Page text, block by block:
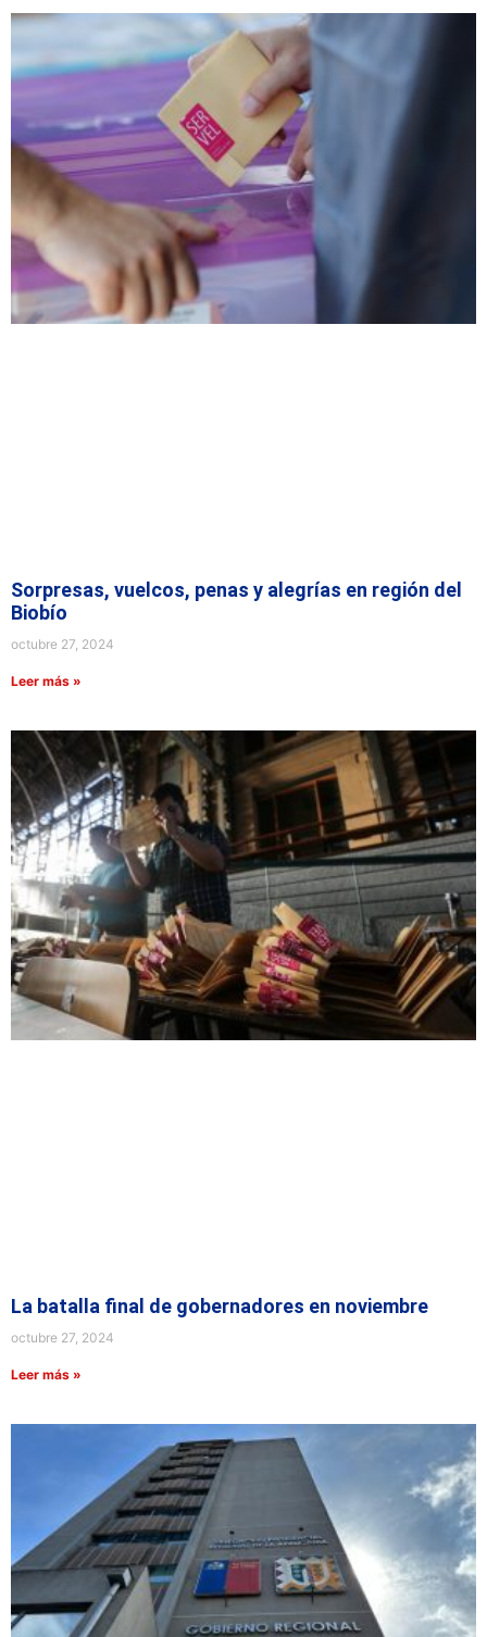
Sorpresas, vuelcos, penas y alegrías en región del
Biobío
octubre 27, 2024
Leer más »
La batalla final de gobernadores en noviembre
octubre 27, 2024
Leer más »